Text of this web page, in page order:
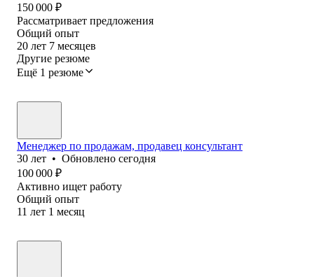
150 000 ₽
Рассматривает предложения
Общий опыт
20 лет 7 месяцев
Другие резюме
Ещё 1 резюме
Менеджер по продажам, продавец консультант
30 лет • Обновлено сегодня
100 000 ₽
Активно ищет работу
Общий опыт
11 лет 1 месяц